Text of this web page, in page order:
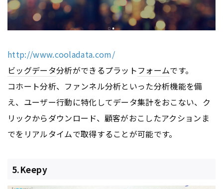
http://www.cooladata.com/
ビッグデータ分析ができるプラットフォームです。
コホート分析、ファンネル分析といった分析機能を備
え、ユーザー行動に特化してデータ集計をおこない、ク
リックからダウンロード、顧客がおこしたアクションま
でをリアルタイムで取得することが可能です。
5.Keepy